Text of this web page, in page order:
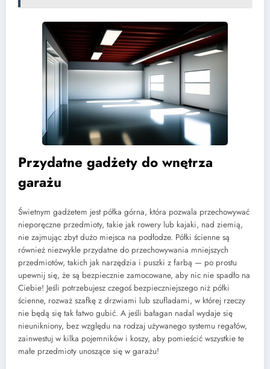
Przydatne gadżety do wnętrza
garażu
Świetnym gadżetem jest półka górna, która pozwala przechowywać
nieporęczne przedmioty, takie jak rowery lub kajaki, nad ziemią,
nie zajmując zbyt dużo miejsca na podłodze. Półki ścienne są
również niezwykle przydatne do przechowywania mniejszych
przedmiotów, takich jak narzędzia i puszki z farbą — po prostu
upewnij się, że są bezpiecznie zamocowane, aby nic nie spadło na
Ciebie! Jeśli potrzebujesz czegoś bezpieczniejszego niż półki
ścienne, rozważ szafkę z drzwiami lub szufladami, w której rzeczy
nie będą się tak łatwo gubić. A jeśli bałagan nadal wydaje się
nieunikniony, bez względu na rodzaj używanego systemu regałów,
zainwestuj w kilka pojemników i koszy, aby pomieścić wszystkie te
małe przedmioty unoszące się w garażu!